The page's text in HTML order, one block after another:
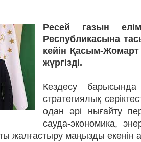
Ресей газын
Республикасына
кейін Қасым-
жүргізді.
Кездесу
стратегиялық
одан әрі нығайту
сауда-экономика,
жалғастыру маңызды екенін